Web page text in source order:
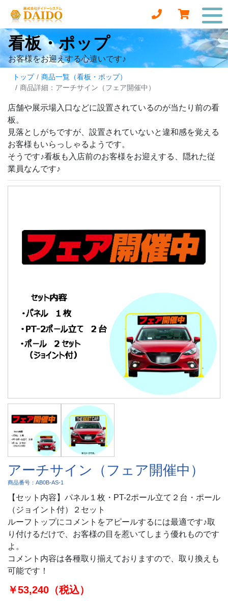
看板・ポップ
お客様をお迎えする心遣いです♪
トップ
商品一覧（看板・ポップ）
商品詳細：アーチサイン（フェア開催中）
店舗や展示場入口などに設置されているのが当たり前の看
板。
見落としがちですが、設置されていないと違和感を覚える
お客様もいらっしゃるようです。
そうです♪看板も入店前のお客様をお迎えする、隠れた従
業員なんです♪
アーチサイン（フェア開催中）
商品番号：AB0B-AS-1
【セット内容】パネル１枚・PT-2ポール立て２台・ポール
（ジョイント付）２セット
ルーフトップにコメントをアピールするには最適です♪取
り付けるだけで、お客様の目を惹いてしまう優れものです
よ。
コメント内容は各種取り揃えておりますので、取り換えも
可能です！
￥53,240（税込）